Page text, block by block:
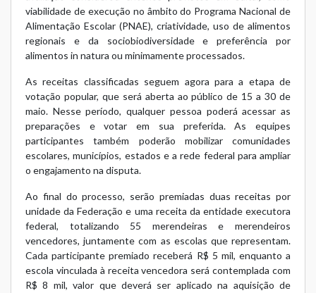
viabilidade de execução no âmbito do Programa Nacional de
Alimentação Escolar (PNAE), criatividade, uso de alimentos
regionais e da sociobiodiversidade e preferência por
alimentos in natura ou minimamente processados.
As receitas classificadas seguem agora para a etapa de
votação popular, que será aberta ao público de 15 a 30 de
maio. Nesse período, qualquer pessoa poderá acessar as
preparações e votar em sua preferida. As equipes
participantes também poderão mobilizar comunidades
escolares, municípios, estados e a rede federal para ampliar
o engajamento na disputa.
Ao final do processo, serão premiadas duas receitas por
unidade da Federação e uma receita da entidade executora
federal, totalizando 55 merendeiras e merendeiros
vencedores, juntamente com as escolas que representam.
Cada participante premiado receberá R$ 5 mil, enquanto a
escola vinculada à receita vencedora será contemplada com
R$ 8 mil, valor que deverá ser aplicado na aquisição de